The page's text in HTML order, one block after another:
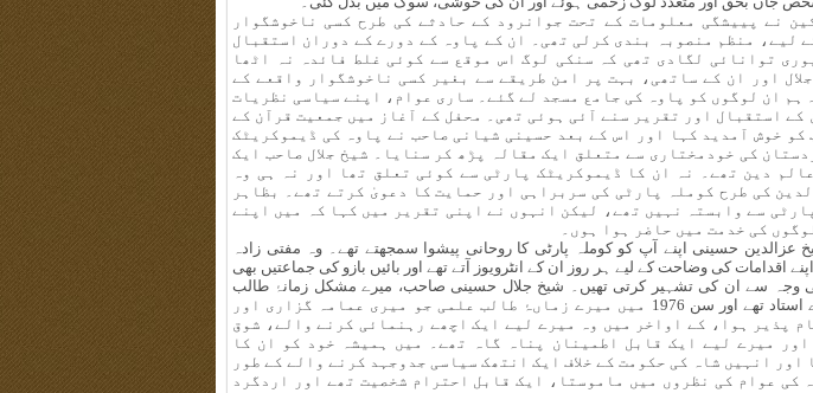
نے پییشگی معلومات کے تحت جوانرود کے حادثے کی طرح کسی ناخوشگوار
لیے، منظم منصوبہ بندی کرلی تھی۔ ان کے پاوہ کے دورے کے دوران استقبال
توانائی لگادی تھی کہ سنکی لوگ اس موقع سے کوئی غلط فائدہ نہ اٹھا
اور ان کے ساتھی، بہت پر امن طریقے سے بغیر کسی ناخوشگوار واقعے کے
ہم ان لوگوں کو پاوہ کی جامع مسجد لے گئے۔ ساری عوام، اپنے سیاسی نظریات
کے استقبال اور تقریر سنے آئی ہوئی تھی۔ محفل کے آغاز میں جمعیت قرآن کے
کو خوش آمدید کہا اور اس کے بعد حسینی شیانی صاحب نے پاوہ کی ڈیموکریٹک
کی خودمختاری سے متعلق ایک مقالہ پڑھ کر سنایا۔ شیخ جلال صاحب ایک
دین تھے۔ نہ ان کا ڈیموکریٹک پارٹی سے کوئی تعلق تھا اور نہ ہی وہ
کی طرح کوملہ پارٹی کی سربراہی اور حمایت کا دعویٰ کرتے تھے۔ بظاہر
سے وابستہ نہیں تھے، لیکن انہوں نے اپنی تقریر میں کہا کہ میں اپنے
کی خدمت میں حاضر ہوا ہوں۔
عزالدین حسینی اپنے آپ کو کوملہ پارٹی کا روحانی پیشوا سمجھتے تھے۔ وہ مفتی زادہ
اقدامات کی وضاحت کے لیے ہر روز ان کے انٹرویوز آتے تھے اور بائیں بازو کی جماعتیں بھی
کی وجہ سے ان کی تشہیر کرتی تھیں۔ شیخ جلال حسینی صاحب، میرے مشکل زمانۂ طالب
علمی میں بانہ میں میرے استاد تھے اور سن 1976 میں میرے زماںۂ طالب علمی جو میری عمامہ گزاری اور
پذیر ہوا، کے اواخر میں وہ میرے لیے ایک اچھے رہنمائی کرنے والے، شوق
اور میرے لیے ایک قابل اطمینان پناہ گاہ تھے۔ میں ہمیشہ خود کو ان کا
اور انہیں شاہ کی حکومت کے خلاف ایک انتھک سیاسی جدوجہد کرنے والے کے طور
کی عوام کی نظروں میں ماموستا، ایک قابل احترام شخصیت تھے اور اردگرد